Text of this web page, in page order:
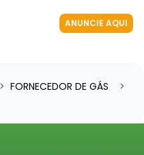
ANUNCIE AQUI
FORNECEDOR DE GÁS